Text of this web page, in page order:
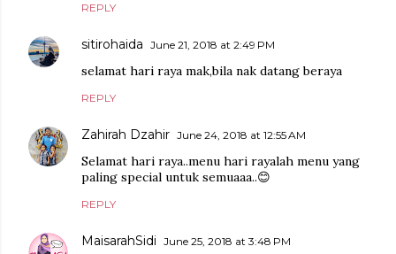
REPLY
sitirohaida June 21, 2018 at 2:49 PM
selamat hari raya mak,bila nak datang beraya
REPLY
Zahirah Dzahir June 24, 2018 at 12:55 AM
Selamat hari raya..menu hari rayalah menu yang
paling special untuk semuaaa..😊
REPLY
MaisarahSidi June 25, 2018 at 3:48 PM